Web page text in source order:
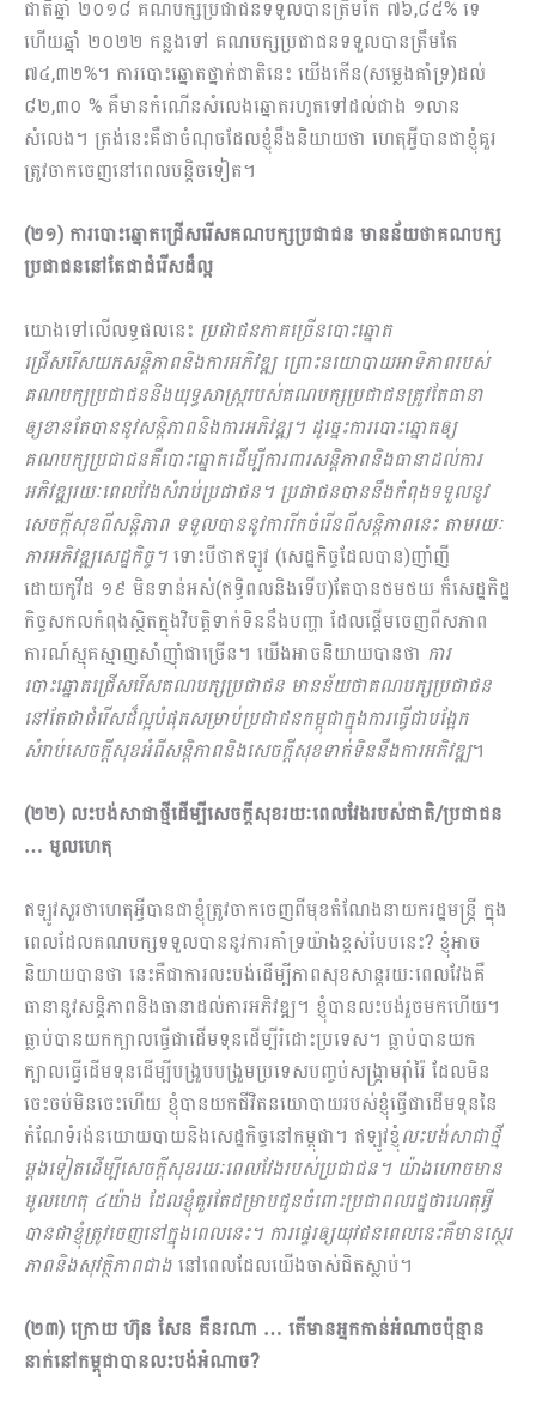
ជាតិឆ្នាំ ២០១៨ គណបក្សប្រជាជនទទួលបានត្រឹមតែ ៧៦,៨៥% ទេ
ហើយឆ្នាំ ២០២២ កន្លងទៅ គណបក្សប្រជាជនទទួលបានត្រឹមតែ
៧៤,៣២%។ ការបោះឆ្នោតថ្នាក់ជាតិនេះ យើងកើន(សម្លេងគាំទ្រ)​ដល់​
៨២,៣០ % គឺមានកំណើនសំលេងឆ្នោតរហូតទៅដល់ជាង ១លាន
សំលេង។ ត្រង់នេះគឺជាចំណុចដែលខ្ញុំនឹងនិយាយថា ហេតុអ្វីបានជាខ្ញុំគួរ
ត្រូវចាកចេញនៅពេលបន្ដិចទៀត។
(២១) ការបោះឆ្នោតជ្រើសរើសគណបក្សប្រជាជន មានន័យថាគណបក្ស
ប្រជាជន​នៅតែជាជំរើសដ៏ល្អ
យោងទៅលើលទ្ធផលនេះ ប្រជាជនភាគច្រើនបោះឆ្នោត
ជ្រើសរើសយកសន្ដិភាពនិងការអភិវឌ្ឍ ព្រោះនយោ​បាយអាទិភាពរបស់
គណបក្សប្រជាជននិងយុទ្ធសាស្ដ្រ​របស់គណបក្សប្រជាជនត្រូវតែធានា
ឲ្យខានតែបាននូវសន្ដិភាពនិងការអភិវឌ្ឍ។ ដូច្នេះការបោះឆ្នោតឲ្យ
គណបក្ស​ប្រជាជនគឺបោះឆ្នោតដើម្បីការពារសន្ដិភាពនិងធានាដល់ការ
អភិវឌ្ឍរយៈពេលវែងសំរាប់ប្រជាជន។ ប្រជាជនបាន​នឹងកំពុងទទួលនូវ
សេចក្ដីសុខពីសន្ដិភាព ទទួលបាននូវការរីកចំរើនពីសន្ដិភាពនេះ តាមរយៈ
ការអភិវឌ្ឍសេដ្ឋកិច្ច។ទោះបី​ថាឥឡូវ​ (សេដ្ឋកិច្ចដែលបាន)ញាំញី
ដោយកូវីដ ១៩ មិនទាន់អស់(ឥទ្ធិពលនិងទើប)តែបានថមថយ ក៏សេដ្ឋកិដ្ឋ
កិច្ចសកលកំពុងស្ថិតក្នុងវិបត្ដិទាក់​ទិននឹងបញ្ហា ដែលផ្ដើមចេញពីសភាព
ការណ៍ស្មុគស្មាញសាំញ៉ាំជាច្រើន។ យើងអាចនិយាយបានថា ការ
បោះឆ្នោតជ្រើសរើសគណបក្សប្រជាជន មានន័យថាគណបក្សប្រជាជន​
នៅតែជាជំរើសដ៏ល្អបំផុតសម្រាប់ប្រជាជនកម្ពុជាក្នុងការធ្វើជាបង្អែក
សំរាប់សេច​ក្ដីសុខអំពីសន្ដិភាពនិងសេចក្តីសុខទាក់ទិននឹងការ​អភិវឌ្ឍ។
(២២) លះបង់សាជាថ្មីដើម្បីសេចក្ដីសុខរយៈពេលវែងរបស់ជាតិ/ប្រជាជន
… មូលហេតុ
ឥឡូវសួរថាហេតុអ្វីបានជាខ្ញុំត្រូវចាកចេញពីមុខតំណែងនាយករដ្ឋមន្ដ្រី ក្នុង
ពេលដែលគណបក្សទទួលបាន​នូវការគាំទ្រយ៉ាងខ្ពស់បែបនេះ? ខ្ញុំអាច
និយាយបានថា នេះគឺជាការលះបង់ដើម្បីភាពសុខសាន្ដរយៈពេលវែងគឺ
ធានានូវសន្ដិភាពនិងធានាដល់ការអភិវឌ្ឍ។ ខ្ញុំបានលះបង់រួចមកហើយ។
ធ្លាប់បានយកក្បាលធ្វើជាដើមទុនដើម្បី​រំដោះប្រទេស។ ធ្លាប់បានយក
ក្បាលធ្វើដើមទុនដើម្បីបង្រួបបង្រួមប្រទេសបញ្ចប់សង្គ្រាមរ៉ាំរ៉ៃ ដែលមិន
ចេះចប់​មិនចេះហើយ ខ្ញុំបានយកជីវិតនយោបាយរបស់ខ្ញុំធ្វើជាដើមទុននៃ
កំណែទំរង់នយោយបាយនិងសេដ្ឋកិច្ចនៅកម្ពុជា។ ឥឡូវខ្ញុំលះបង់សាជាថ្មី
ម្ដងទៀតដើម្បីសេចក្ដីសុខរយៈពេលវែងរបស់ប្រជាជន។ យ៉ាង​ហោចមាន
មូលហេតុ ៤យ៉ាង ដែលខ្ញុំគួរតែជម្រាបជូនចំពោះប្រជាពលរដ្ឋថាហេតុអ្វី
បានជាខ្ញុំត្រូវចេញនៅក្នុងពេល​នេះ។ ការផ្ទេរឲ្យយុវជនពេលនេះគឺមានស្ថេរ
ភាពនិងសុវត្ថិភាពជាងនៅពេលដែលយើងចាស់ជិតស្លាប់។
(២៣) ក្រោយ ហ៊ុន សែន គឺនរណា … តើមានអ្នកកាន់អំណាចប៉ុន្មាន
នាក់នៅកម្ពុជាបានលះបង់អំណាច?